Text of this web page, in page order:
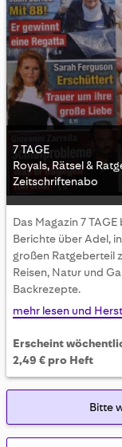
to
the
beginning
of
the
images
7 TAGE
Royals, Rätsel &
Zeitschriftenabo
Das Magazin 7
Berichte über Adel,
großen Ratgeberteil
Reisen, Natur und
Backrezepte.
mehr lesen und
Erscheint
2,49 € pro Heft